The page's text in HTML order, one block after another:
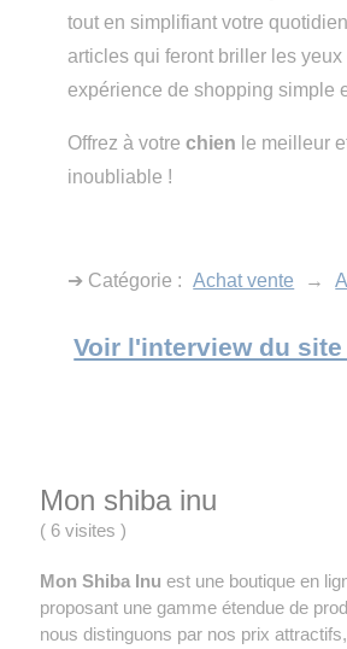
tout en simplifiant votre
articles qui feront briller les
expérience de shopping simple
Offrez à votrechien le meilleur
inoubliable !
➔ Catégorie : Achat vente →
Voir l'interview du
Mon shiba inu
( 6 visites)
Mon Shiba Inu est une boutique en
proposant une gamme étendue de
nous distinguons par nos prix